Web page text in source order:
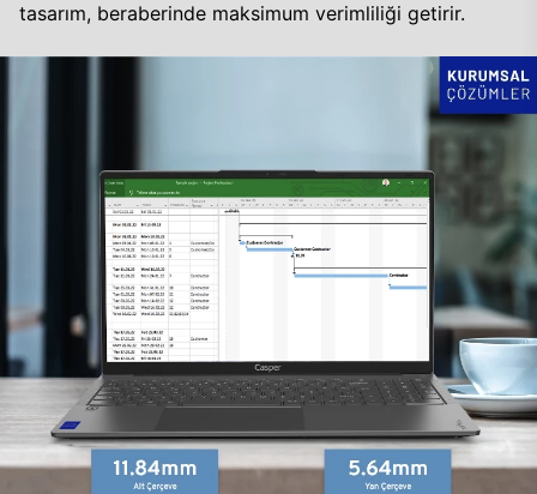
tasarım, beraberinde maksimum verimliliği getirir.